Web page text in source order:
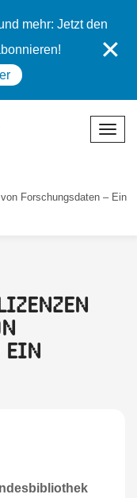
mehr: Jetzt den
✕
Forschungsdaten – Ein
Ein